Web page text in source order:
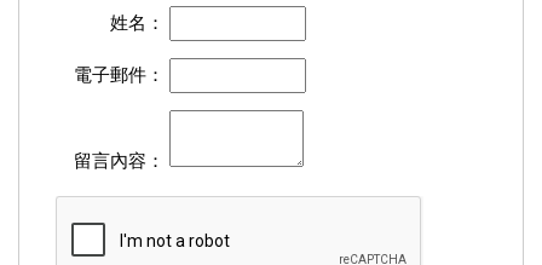
姓名：
電子郵件：
留言內容：